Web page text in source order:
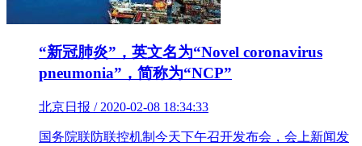
“新冠肺炎”，英文名为“Novel coronavirus
pneumonia”，简称为“NCP”
北京日报 / 2020-02-08 18:34:33
国务院联防联控机制今天下午召开发布会，会上新闻发